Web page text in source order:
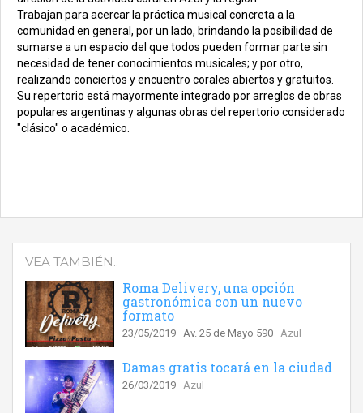
Trabajan para acercar la práctica musical concreta a la
comunidad en general, por un lado, brindando la posibilidad de
sumarse a un espacio del que todos pueden formar parte sin
necesidad de tener conocimientos musicales; y por otro,
realizando conciertos y encuentro corales abiertos y gratuitos.
Su repertorio está mayormente integrado por arreglos de obras
populares argentinas y algunas obras del repertorio considerado
"clásico" o académico.
VEA TAMBIÉN..
Roma Delivery, una opción
gastronómica con un nuevo
formato
23/05/2019 Av. 25 de Mayo 590 Azul
Damas gratis tocará en la ciudad
26/03/2019 Azul